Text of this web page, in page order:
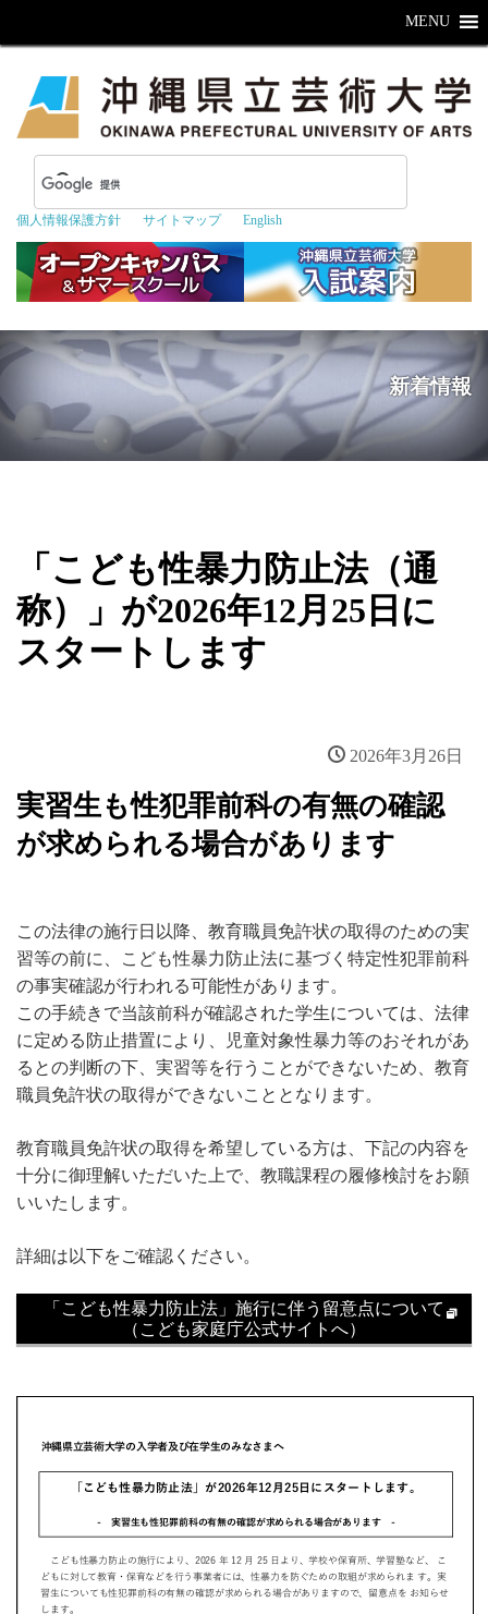
個人情報保護方針 サイトマップ English
MENU
新着情報
「こども性暴力防止法（通
称）」が2026年12月25日に
スタートします
2026年3月26日
実習生も性犯罪前科の有無の確認
が求められる場合があります
この法律の施行日以降、教育職員免許状の取得のための実
習等の前に、こども性暴力防止法に基づく特定性犯罪前科
の事実確認が行われる可能性があります。
この手続きで当該前科が確認された学生については、法律
に定める防止措置により、児童対象性暴力等のおそれがあ
るとの判断の下、実習等を行うことができないため、教育
職員免許状の取得ができないこととなります。
教育職員免許状の取得を希望している方は、下記の内容を
十分に御理解いただいた上で、教職課程の履修検討をお願
いいたします。
詳細は以下をご確認ください。
「こども性暴力防止法」施行に伴う留意点について
（こども家庭庁公式サイトへ）